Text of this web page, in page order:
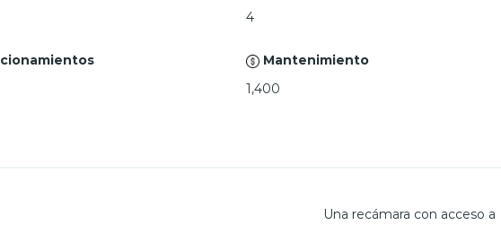
4
Mantenimiento
1,400
con acceso a